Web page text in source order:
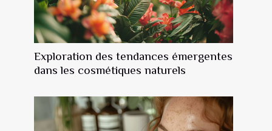
Exploration des tendances émergentes
dans les cosmétiques naturels